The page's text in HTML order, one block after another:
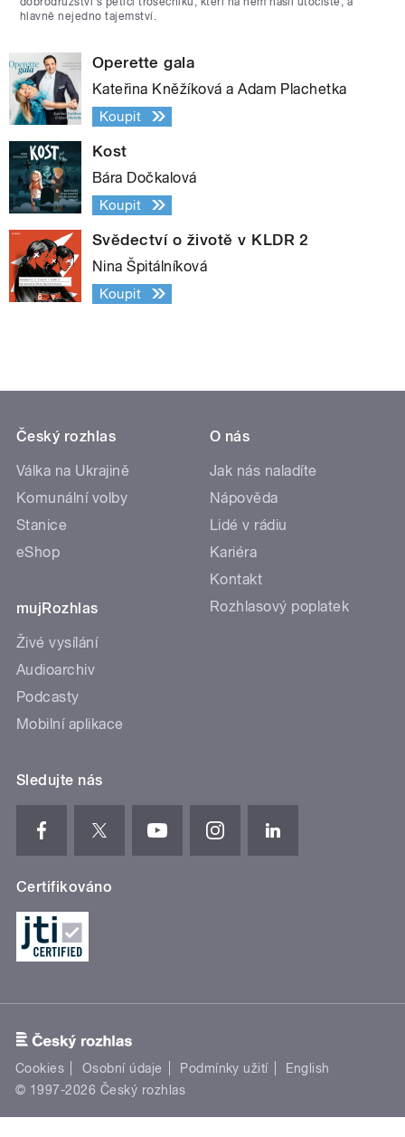
hlavně nejedno tajemství.
Operette gala
Kateřina Kněžíková a Adam Plachetka
Koupit
Kost
Bára Dočkalová
Koupit
Svědectví o životě v KLDR 2
Nina Špitálníková
Koupit
Český rozhlas
Válka na Ukrajině
Komunální volby
Stanice
eShop
mujRozhlas
Živé vysílání
Audioarchiv
Podcasty
Mobilní aplikace
O nás
Jak nás naladíte
Nápověda
Lidé v rádiu
Kariéra
Kontakt
Rozhlasový poplatek
Sledujte nás
Certifikováno
Cookies Osobní údaje Podmínky užití
English
© 1997-2026 Český rozhlas